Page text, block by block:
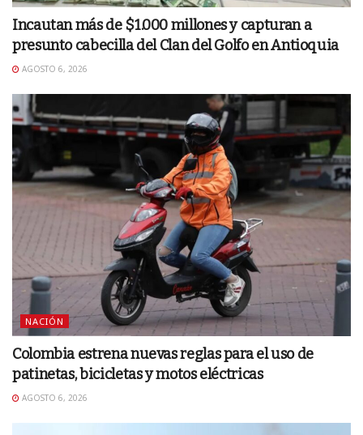
Incautan más de $1.000 millones y capturan a
presunto cabecilla del Clan del Golfo en Antioquia
AGOSTO 6, 2026
NACIÓN
Colombia estrena nuevas reglas para el uso de
patinetas, bicicletas y motos eléctricas
AGOSTO 6, 2026